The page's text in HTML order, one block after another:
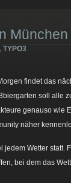
München
, TYPO3
findet das
soll alle
genauso wie
näher
jedem Wetter statt.
bei dem das